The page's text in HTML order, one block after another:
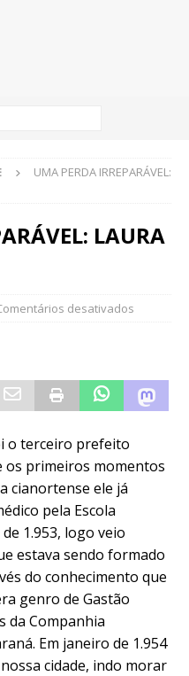
UMA PERDA IRREPARÁVEL:
LAURA
desativados
o terceiro prefeito
os primeiros momentos
cianortense ele já
pela Escola
1.953, logo veio
estava sendo formado
do conhecimento que
genro de Gastão
da Companhia
Em janeiro de 1.954
cidade, indo morar